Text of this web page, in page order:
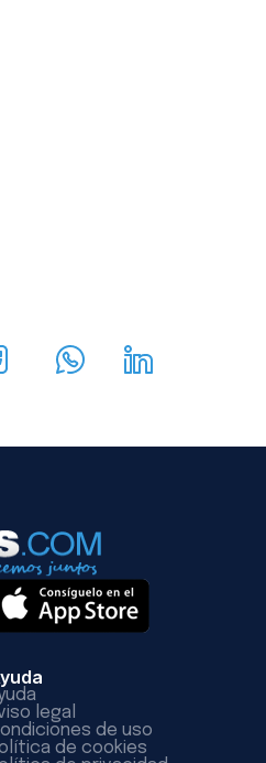
legal
de uso
de cookies